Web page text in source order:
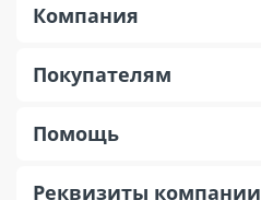
Компания
Покупателям
Помощь
Реквизиты компании